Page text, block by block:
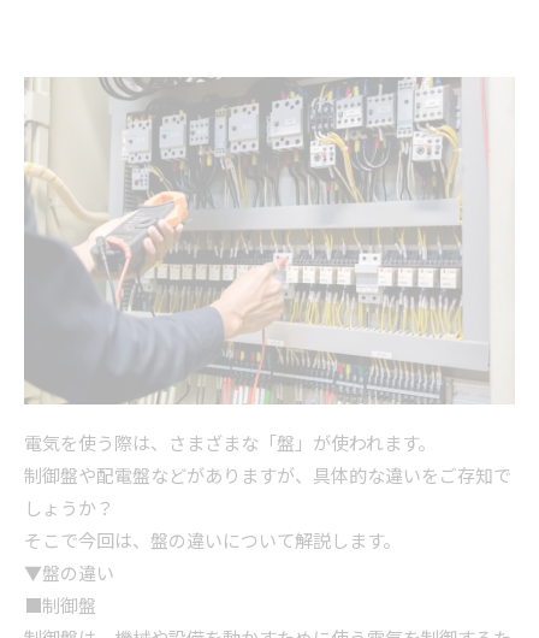
電気を使う際は、さまざまな「盤」が使われます。
制御盤や配電盤などがありますが、具体的な違いをご存知で
しょうか？
そこで今回は、盤の違いについて解説します。
▼盤の違い
■制御盤